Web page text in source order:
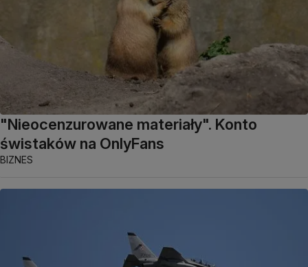
"Nieocenzurowane materiały". Konto
świstaków na OnlyFans
BIZNES